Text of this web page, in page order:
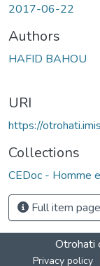
2017-06-22
Authors
HAFID BAHOU
URI
https://
Collections
CEDoc - Homme
Full item page
Otrohati
Privacy policy